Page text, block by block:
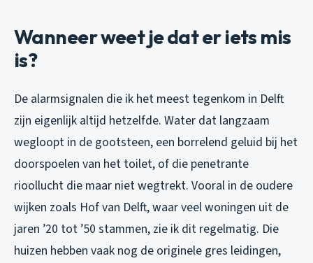
Wanneer weet je dat er iets mis
is?
De alarmsignalen die ik het meest tegenkom in Delft
zijn eigenlijk altijd hetzelfde. Water dat langzaam
wegloopt in de gootsteen, een borrelend geluid bij het
doorspoelen van het toilet, of die penetrante
rioollucht die maar niet wegtrekt. Vooral in de oudere
wijken zoals Hof van Delft, waar veel woningen uit de
jaren ’20 tot ’50 stammen, zie ik dit regelmatig. Die
huizen hebben vaak nog de originele gres leidingen,